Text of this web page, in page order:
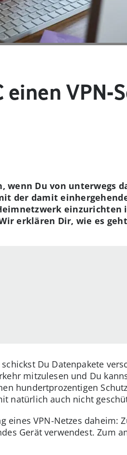
VPN-
wenn Du von unterwegs
der damit
einzurichten
erklären Dir, wie es
Du Datenpakete
mitzulesen und Du
hundertprozentigen
natürlich auch nicht
VPN-Netzes daheim:
Gerät verwendest. Zum